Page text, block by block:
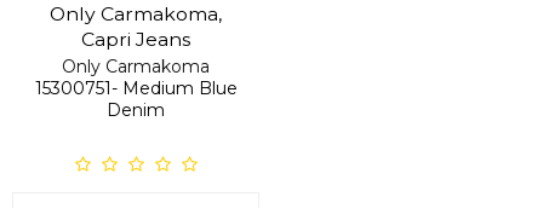
Only Carmakoma,
Capri Jeans
Only Carmakoma
15300751- Medium Blue
Denim